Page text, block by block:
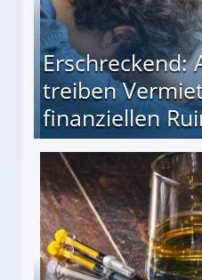
Erschreckend:
treiben
finanziellen
(34) in den finanziellen